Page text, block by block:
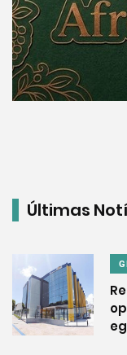
Últimas